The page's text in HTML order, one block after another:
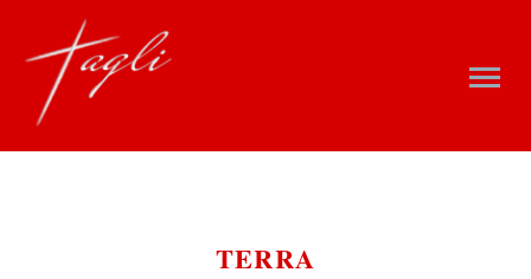
TERRA